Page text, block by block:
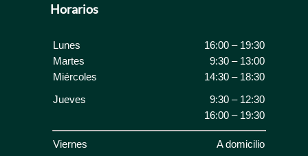
Horarios
Lunes
16:00 – 19:30
Martes
9:30 – 13:00
Miércoles
14:30 – 18:30
Jueves
9:30 – 12:30
16:00 – 19:30
Viernes A domicilio